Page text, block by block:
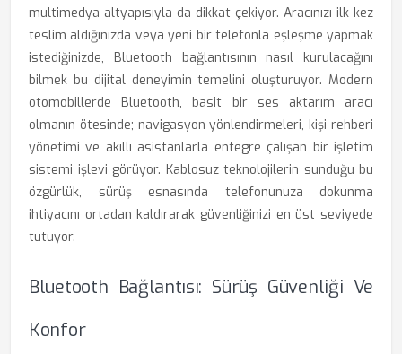
multimedya altyapısıyla da dikkat çekiyor. Aracınızı ilk kez
teslim aldığınızda veya yeni bir telefonla eşleşme yapmak
istediğinizde, Bluetooth bağlantısının nasıl kurulacağını
bilmek bu dijital deneyimin temelini oluşturuyor. Modern
otomobillerde Bluetooth, basit bir ses aktarım aracı
olmanın ötesinde; navigasyon yönlendirmeleri, kişi rehberi
yönetimi ve akıllı asistanlarla entegre çalışan bir işletim
sistemi işlevi görüyor. Kablosuz teknolojilerin sunduğu bu
özgürlük, sürüş esnasında telefonunuza dokunma
ihtiyacını ortadan kaldırarak güvenliğinizi en üst seviyede
tutuyor.
Bluetooth Bağlantısı: Sürüş Güvenliği Ve
Konfor